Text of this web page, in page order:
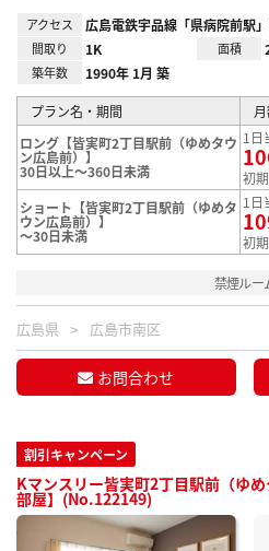
アクセス 広島電鉄宇品線「県病院前駅
間取り 1K 面積
築年数 1990年 1月 築
プラン名・期間
ロング【皆実町2丁目駅前（ゆめタウ
ン広島前）】
30日以上～360日未満
1日
初
ショート【皆実町2丁目駅前（ゆめタ
ウン広島前）】
～30日未満
1日
初
禁煙ルー
広島県 広島市南区
お問合わせ
割引キャンペーン
Kマンスリー皆実町2丁目駅前（ゆ
部屋】(No.122149)